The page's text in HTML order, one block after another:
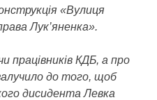
«Вулиця
Лук’яненка».
працівників КДБ, а про
до того, щоб
дисидента Левка